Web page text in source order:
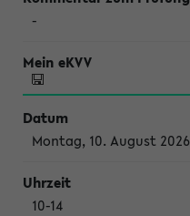
-
Montag, 10. August 2026
10-14